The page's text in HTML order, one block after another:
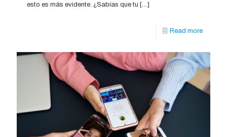
esto es más evidente. ¿Sabías que tu […]
Read more